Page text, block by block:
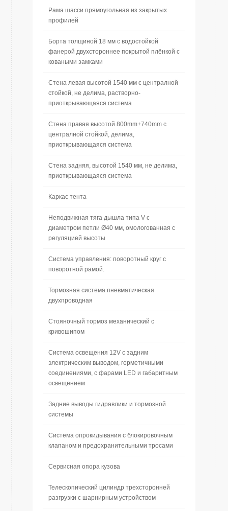
Рама шасси прямоугольная из закрытых
профилей
Борта толщиной 18 мм с водостойкой
фанерой двухстороннее покрытой плёнкой с
коваными замками
Стена левая высотой 1540 мм c централной
стойкой, не делима, растворно-
приоткрывающаяся система
Стена правая высотой 800mm+740mm c
централной стойкой, делима,
приоткрывающаяся система
Стена задняя, высотой 1540 мм, не делима,
приоткрывающаяся система
Каркас тента
Неподвижная тяга дышла типа V с
диаметром петли Ø40 мм, омологованная с
регуляцией высоты
Система управления: поворотный круг с
поворотной рамой.
Тормозная система пневматическая
двухпроводная
Стояночный тормоз механический с
кривошипом
Система освещения 12V с задним
электрическим выводом, герметичными
соединениями, c фарами LED и габаритным
освещением
Задние выводы гидравлики и тормозной
системы
Система опрокидывания с блокировочным
клапаном и предохранительными тросами
Сервисная опора кузова
Телескопический цилиндр трехсторонней
разгрузки с шарнирным устройством